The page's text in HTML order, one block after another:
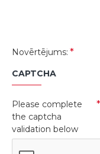
Novērtējums:
CAPTCHA
Please complete
the captcha
validation below